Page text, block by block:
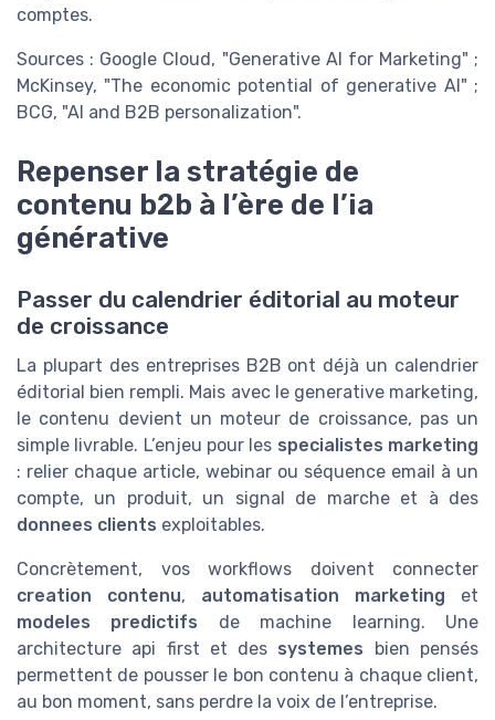
comptes.
Sources : Google Cloud, "Generative AI for Marketing" ;
McKinsey, "The economic potential of generative AI" ;
BCG, "AI and B2B personalization".
Repenser la stratégie de
contenu b2b à l’ère de l’ia
générative
Passer du calendrier éditorial au moteur
de croissance
La plupart des entreprises B2B ont déjà un calendrier
éditorial bien rempli. Mais avec le generative marketing,
le contenu devient un moteur de croissance, pas un
simple livrable. L’enjeu pour les specialistes marketing
: relier chaque article, webinar ou séquence email à un
compte, un produit, un signal de marche et à des
donnees clients exploitables.
Concrètement, vos workflows doivent connecter
creation contenu, automatisation marketing et
modeles predictifs de machine learning. Une
architecture api first et des systemes bien pensés
permettent de pousser le bon contenu à chaque client,
au bon moment, sans perdre la voix de l’entreprise.